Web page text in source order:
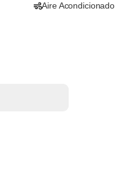
Aire Acondicionado